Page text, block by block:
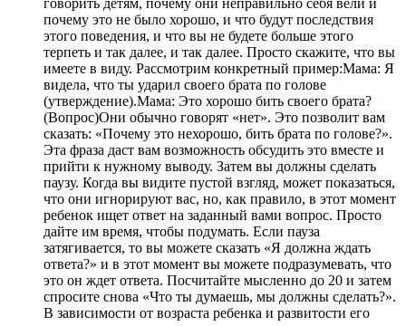
почему это не было хорошо, и что будут последствия
этого поведения, и что вы не будете больше этого
терпеть и так далее, и так далее. Просто скажите, что вы
имеете в виду. Рассмотрим конкретный пример:Мама: Я
видела, что ты ударил своего брата по голове
(утверждение).Мама: Это хорошо бить своего брата?
(Вопрос)Они обычно говорят «нет». Это позволит вам
сказать: «Почему это нехорошо, бить брата по голове?».
Эта фраза даст вам возможность обсудить это вместе и
прийти к нужному выводу. Затем вы должны сделать
паузу. Когда вы видите пустой взгляд, может показаться,
что они игнорируют вас, но, как правило, в этот момент
ребенок ищет ответ на заданный вами вопрос. Просто
дайте им время, чтобы подумать. Если пауза
затягивается, то вы можете сказать «Я должна ждать
ответа?» и в этот момент вы можете подразумевать, что
это он ждет ответа. Посчитайте мысленно до 20 и затем
спросите снова «Что ты думаешь, мы должны сделать?».
В зависимости от возраста ребенка и развитости его